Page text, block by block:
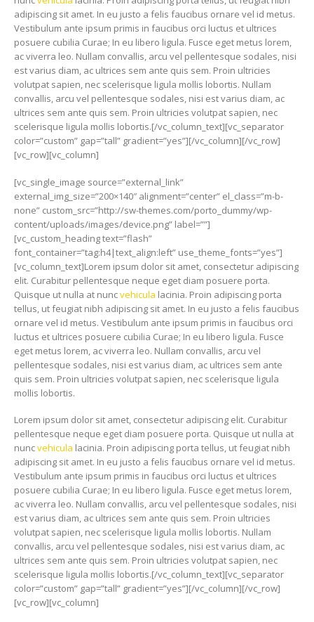
adipiscing sit amet. In eu justo a felis faucibus ornare vel id metus.
Vestibulum ante ipsum primis in faucibus orci luctus et ultrices
posuere cubilia Curae; In eu libero ligula. Fusce eget metus lorem,
ac viverra leo. Nullam convallis, arcu vel pellentesque sodales, nisi
est varius diam, ac ultrices sem ante quis sem. Proin ultricies
volutpat sapien, nec scelerisque ligula mollis lobortis. Nullam
convallis, arcu vel pellentesque sodales, nisi est varius diam, ac
ultrices sem ante quis sem. Proin ultricies volutpat sapien, nec
scelerisque ligula mollis lobortis.[/vc_column_text][vc_separator
color=”custom” gap=”tall” gradient=”yes”][/vc_column][/vc_row]
[vc_row][vc_column]
[vc_single_image source=”external_link”
external_img_size=”200×140″ alignment=”center” el_class=”m-b-
none” custom_src=”http://sw-themes.com/porto_dummy/wp-
content/uploads/images/device.png” label=””]
[vc_custom_heading text=”flash”
font_container=”tag:h4|text_align:left” use_theme_fonts=”yes”]
[vc_column_text]Lorem ipsum dolor sit amet, consectetur adipiscing
elit. Curabitur pellentesque neque eget diam posuere porta.
Quisque ut nulla at nuncvehicula lacinia. Proin adipiscing porta
tellus, ut feugiat nibh adipiscing sit amet. In eu justo a felis faucibus
ornare vel id metus. Vestibulum ante ipsum primis in faucibus orci
luctus et ultrices posuere cubilia Curae; In eu libero ligula. Fusce
eget metus lorem, ac viverra leo. Nullam convallis, arcu vel
pellentesque sodales, nisi est varius diam, ac ultrices sem ante
quis sem. Proin ultricies volutpat sapien, nec scelerisque ligula
mollis lobortis.
Lorem ipsum dolor sit amet, consectetur adipiscing elit. Curabitur
pellentesque neque eget diam posuere porta. Quisque ut nulla at
nuncvehicula lacinia. Proin adipiscing porta tellus, ut feugiat nibh
adipiscing sit amet. In eu justo a felis faucibus ornare vel id metus.
Vestibulum ante ipsum primis in faucibus orci luctus et ultrices
posuere cubilia Curae; In eu libero ligula. Fusce eget metus lorem,
ac viverra leo. Nullam convallis, arcu vel pellentesque sodales, nisi
est varius diam, ac ultrices sem ante quis sem. Proin ultricies
volutpat sapien, nec scelerisque ligula mollis lobortis. Nullam
convallis, arcu vel pellentesque sodales, nisi est varius diam, ac
ultrices sem ante quis sem. Proin ultricies volutpat sapien, nec
scelerisque ligula mollis lobortis.[/vc_column_text][vc_separator
color=”custom” gap=”tall” gradient=”yes”][/vc_column][/vc_row]
[vc_row][vc_column]